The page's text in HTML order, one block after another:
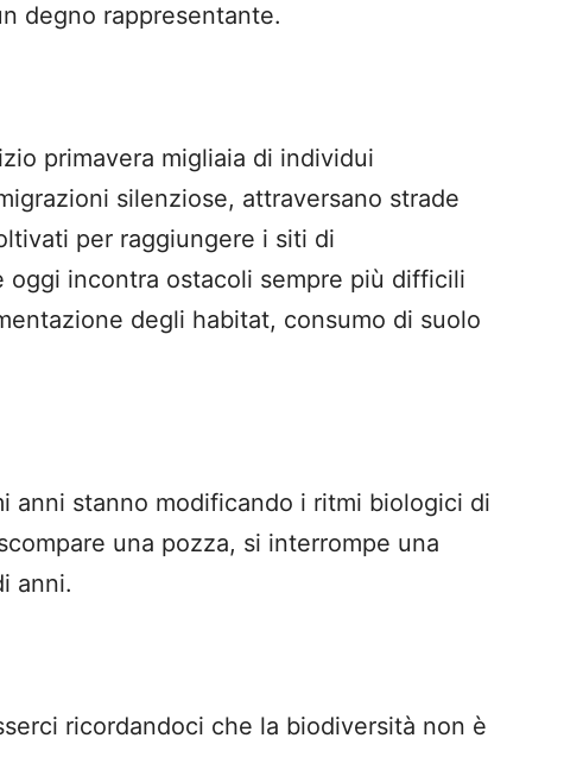
degno rappresentante.
primavera migliaia di individui
silenziose, attraversano strade
per raggiungere i siti di
oggi incontra ostacoli sempre più difficili
degli habitat, consumo di suolo
anni stanno modificando i ritmi biologici di
una pozza, si interrompe una
anni.
ricordandoci che la biodiversità non è